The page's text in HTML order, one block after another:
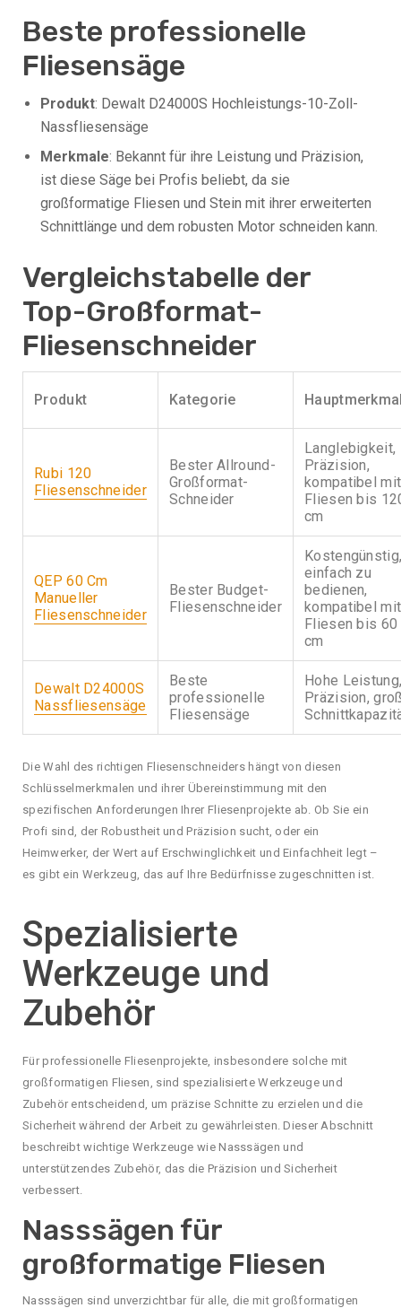
Beste professionelle
Fliesensäge
Produkt: Dewalt D24000S Hochleistungs-10-Zoll-
Nassfliesensäge
Merkmale: Bekannt für ihre Leistung und Präzision,
ist diese Säge bei Profis beliebt, da sie
großformatige Fliesen und Stein mit ihrer erweiterten
Schnittlänge und dem robusten Motor schneiden kann.
Vergleichstabelle der
Top-Großformat-
Fliesenschneider
Produkt Kategorie
Rubi 120
Fliesenschneider
Bester Allround-
Großformat-
Schneider
Langlebigkeit,
Präzision,
kompatibel mit
Fliesen bis
cm
QEP 60 Cm
Manueller
Fliesenschneider
Bester Budget-
Fliesenschneider
einfach zu
bedienen,
kompatibel mit
Fliesen bis 60
cm
Dewalt D24000S
Nassfliesensäge
Beste
professionelle
Fliesensäge
Hohe
Präzision,
Die Wahl des richtigen Fliesenschneiders hängt von diesen
Schlüsselmerkmalen und ihrer Übereinstimmung mit den
spezifischen Anforderungen Ihrer Fliesenprojekte ab. Ob Sie ein
Profi sind, der Robustheit und Präzision sucht, oder ein
Heimwerker, der Wert auf Erschwinglichkeit und Einfachheit legt –
es gibt ein Werkzeug, das auf Ihre Bedürfnisse zugeschnitten ist.
Spezialisierte
Werkzeuge und
Zubehör
Für professionelle Fliesenprojekte, insbesondere solche mit
großformatigen Fliesen, sind spezialisierte Werkzeuge und
Zubehör entscheidend, um präzise Schnitte zu erzielen und die
Sicherheit während der Arbeit zu gewährleisten. Dieser Abschnitt
beschreibt wichtige Werkzeuge wie Nasssägen und
unterstützendes Zubehör, das die Präzision und Sicherheit
verbessert.
Nasssägen für
großformatige Fliesen
Nasssägen sind unverzichtbar für alle, die mit großformatigen